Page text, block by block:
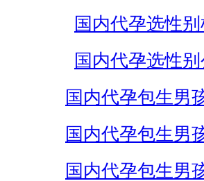
国内代孕选性
国内代孕选性别
国内代孕包生男
国内代孕包生男
国内代孕包生男